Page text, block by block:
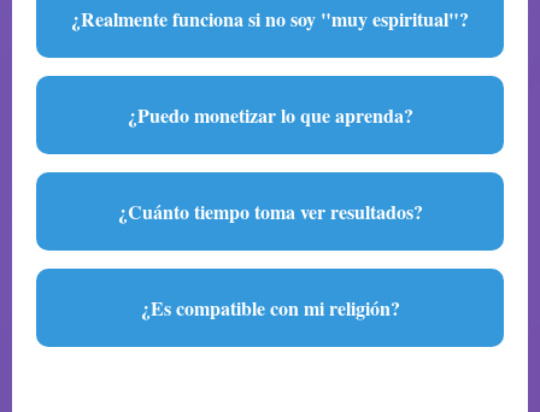
¿Realmente funciona si no soy "muy espiritual"?
¿Puedo monetizar lo que aprenda?
¿Cuánto tiempo toma ver resultados?
¿Es compatible con mi religión?